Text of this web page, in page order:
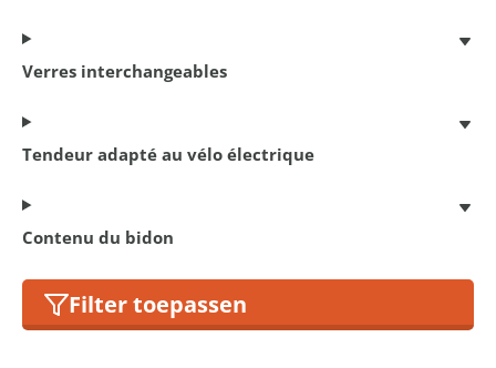
Verres interchangeables
Tendeur adapté au vélo électrique
Contenu du bidon
Filter toepassen
Antivol á chaîne Cityline M 85
€ 17,95